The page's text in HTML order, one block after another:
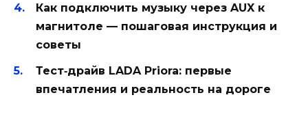
Как подключить музыку через AUX к
магнитоле — пошаговая инструкция и
советы
Тест‑драйв LADA Priora: первые
впечатления и реальность на дороге